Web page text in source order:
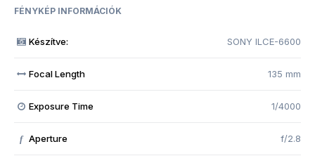
FÉNYKÉP INFORMÁCIÓK
Készítve: SONY ILCE-6600
Focal Length 135 mm
Exposure Time 1/4000
f Aperture f/2.8